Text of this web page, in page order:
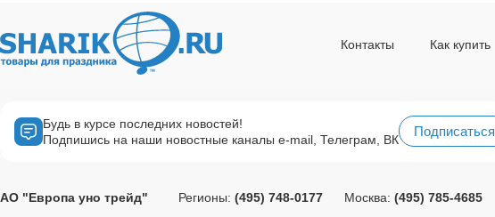
Контакты Как купить
Будь в курсе последних новостей!
Подпишись на наши новостные каналы e-mail, Телеграм, ВК
Подписаться
АО "Европа уно трейд" Регионы: (495) 748-0177 Москва: (495) 785-4685